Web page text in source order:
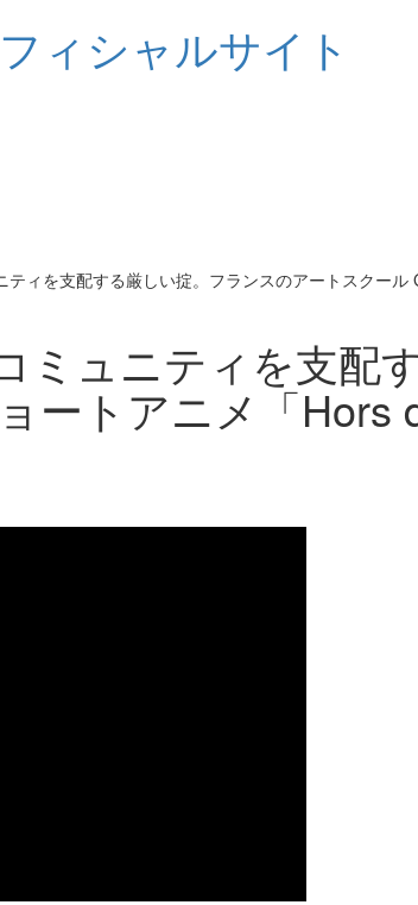
ィシャルサイト
ィを支配する厳しい掟。フランスのアートスクール
ミュニティを支配
ートアニメ「Hors